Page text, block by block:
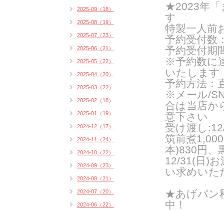
★2023年「
す
特製一人前
予約受付数
予約受付期
※予約数に
いたします
予約方法：
※メール/
合は当店か
意下さい
受け渡し
筑前煮
本)830円、
12/31(日)
い求めいた
★あげパン
中！
2025-09（18）
2025-08（19）
2025-07（23）
2025-06（21）
2025-05（22）
2025-04（20）
2025-03（22）
2025-02（18）
2025-01（19）
2024-12（17）
2024-11（24）
2024-10（22）
2024-09（23）
2024-08（21）
2024-07（20）
2024-06（22）